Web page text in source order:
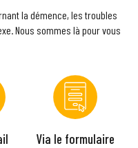
la démence, les troubles
Nous sommes là pour vous
Via le formulaire